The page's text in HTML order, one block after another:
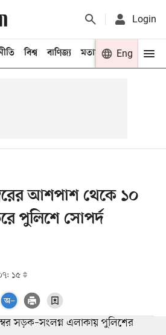
Login
বিশ্ব বাণিজ্য মতামত খেলা
Eng
আশপাশ থেকে ১০
পুলিশে সোপর্দ
১৫